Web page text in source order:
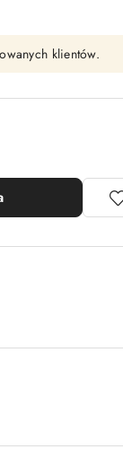
klientów.